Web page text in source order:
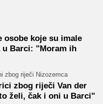
osobe koje su imale
u Barci: "Moram ih
zbog riječi Nizozemca
zbog riječi Van der
želi, čak i oni u Barci"